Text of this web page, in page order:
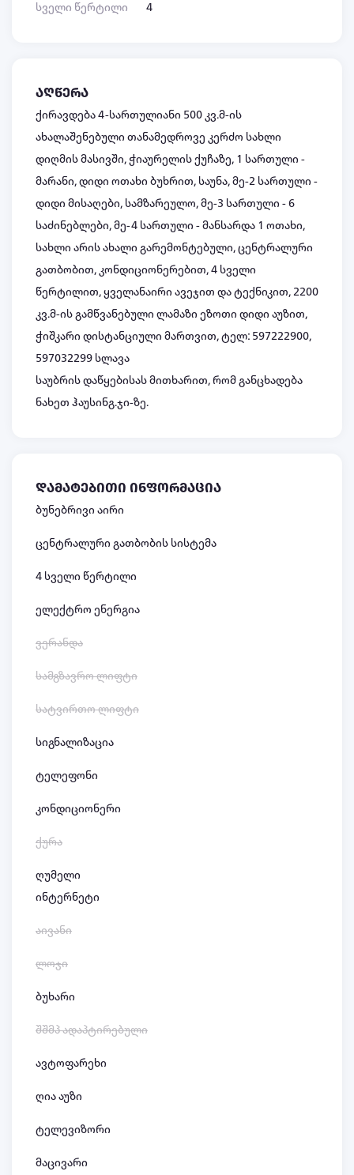
სველი წერტილი 4
აღწერა
ქირავდება 4-სართულიანი 500 კვ.მ-ის
ახალაშენებული თანამედროვე კერძო სახლი
დიღმის მასივში, ჭიაურელის ქუჩაზე, 1 სართული -
მარანი, დიდი ოთახი ბუხრით, საუნა, მე-2 სართული -
დიდი მისაღები, სამზარეულო, მე-3 სართული - 6
საძინებლები, მე-4 სართული - მანსარდა 1 ოთახი,
სახლი არის ახალი გარემონტებული, ცენტრალური
გათბობით, კონდიციონერებით, 4 სველი
წერტილით, ყველანაირი ავეჯით და ტექნიკით, 2200
კვ.მ-ის გამწვანებული ლამაზი ეზოთი დიდი აუზით,
ჭიშკარი დისტანციული მართვით, ტელ: 597222900,
597032299 სლავა
საუბრის დაწყებისას მითხარით, რომ განცხადება
ნახეთ ჰაუსინგ.ჯი-ზე.
დამატებითი ინფორმაცია
ბუნებრივი აირი
ცენტრალური გათბობის სისტემა
4 სველი წერტილი
ელექტრო ენერგია
ვერანდა
სამგზავრო ლიფტი
სატვირთო ლიფტი
სიგნალიზაცია
ტელეფონი
კონდიციონერი
ქურა
ღუმელი
ინტერნეტი
აივანი
ლოჯი
ბუხარი
შშმპ ადაპტირებული
ავტოფარეხი
ღია აუზი
ტელევიზორი
მაცივარი